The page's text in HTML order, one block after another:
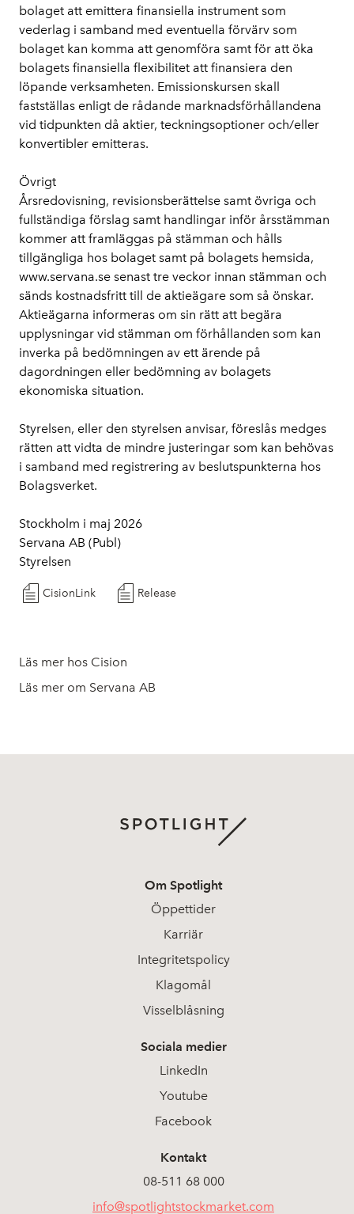
bolaget att emittera finansiella instrument som
vederlag i samband med eventuella förvärv som
bolaget kan komma att genomföra samt för att öka
bolagets finansiella flexibilitet att finansiera den
löpande verksamheten. Emissionskursen skall
fastställas enligt de rådande marknadsförhållandena
vid tidpunkten då aktier, teckningsoptioner och/eller
konvertibler emitteras.
Övrigt
Årsredovisning, revisionsberättelse samt övriga och
fullständiga förslag samt handlingar inför årsstämman
kommer att framläggas på stämman och hålls
tillgängliga hos bolaget samt på bolagets hemsida,
www.servana.se senast tre veckor innan stämman och
sänds kostnadsfritt till de aktieägare som så önskar.
Aktieägarna informeras om sin rätt att begära
upplysningar vid stämman om förhållanden som kan
inverka på bedömningen av ett ärende på
dagordningen eller bedömning av bolagets
ekonomiska situation.
Styrelsen, eller den styrelsen anvisar, föreslås medges
rätten att vidta de mindre justeringar som kan behövas
i samband med registrering av beslutspunkterna hos
Bolagsverket.
Stockholm i maj 2026
Servana AB (Publ)
Styrelsen
CisionLink Release
Läs mer hos Cision
Läs mer om Servana AB
Om Spotlight
Öppettider
Karriär
Integritetspolicy
Klagomål
Visselblåsning
Sociala medier
LinkedIn
Youtube
Facebook
Kontakt
08-511 68 000
info@spotlightstockmarket.com